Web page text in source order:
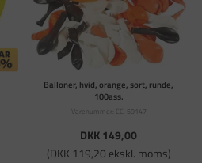
Balloner, hvid, orange, sort, runde,
100ass.
Varenummer: CC-59147
DKK 149,00
(DKK 119,20 ekskl. moms)